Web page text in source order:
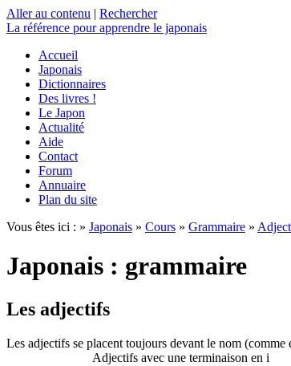
Aller au contenu | Rechercher
La référence pour apprendre le japonais
Accueil
Japonais
Dictionnaires
Des livres !
Le Japon
Actualité
Aide
Contact
Forum
Annuaire
Plan du site
Vous êtes ici : » Japonais » Cours » Grammaire »
Japonais : grammaire
Les adjectifs
Les adjectifs se placent toujours devant le nom
Adjectifs avec une terminaison en i